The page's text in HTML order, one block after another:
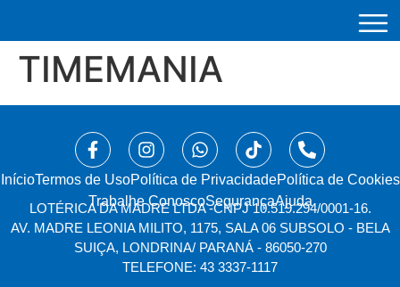
TIMEMANIA
Início⁠Termos de UsoPolítica de PrivacidadePolítica de Cookies
Trabalhe ConoscoSegurançaAjuda
LOTÉRICA DA MADRE LTDA -CNPJ 10.519.294/0001-16.
AV. MADRE LEONIA MILITO, 1175, SALA 06 SUBSOLO - BELA
SUIÇA, LONDRINA/ PARANÁ - 86050-270
TELEFONE: 43 3337-1117